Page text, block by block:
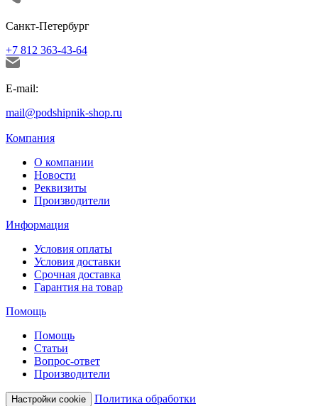
Санкт-Петербург
+7 812 363-43-64
E-mail:
mail@podshipnik-shop.ru
Компания
О компании
Новости
Реквизиты
Производители
Информация
Условия оплаты
Условия доставки
Срочная доставка
Гарантия на товар
Помощь
Помощь
Статьи
Вопрос-ответ
Производители
Настройки cookie Политика обработки